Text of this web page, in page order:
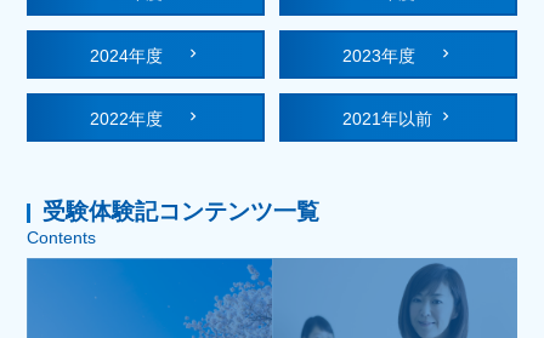
2024年度 2023年度
2022年度 2021年以前
受験体験記コンテンツ一覧
Contents